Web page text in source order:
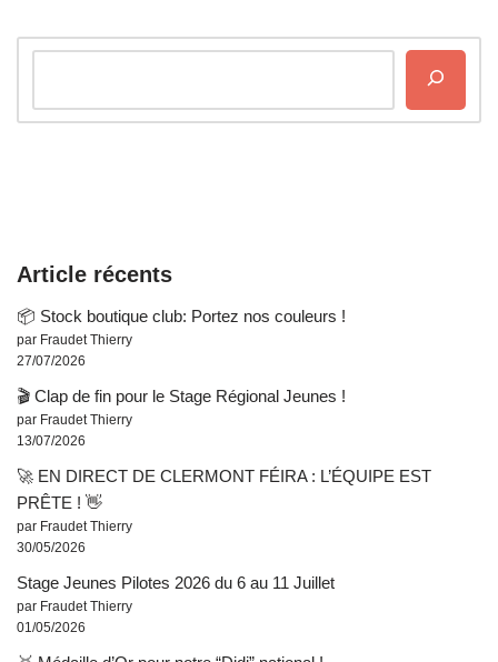
Article récents
📦 Stock boutique club: Portez nos couleurs !
par Fraudet Thierry
27/07/2026
🎬 Clap de fin pour le Stage Régional Jeunes !
par Fraudet Thierry
13/07/2026
🚀 EN DIRECT DE CLERMONT FÉIRA : L’ÉQUIPE EST
PRÊTE ! 👋
par Fraudet Thierry
30/05/2026
Stage Jeunes Pilotes 2026 du 6 au 11 Juillet
par Fraudet Thierry
01/05/2026